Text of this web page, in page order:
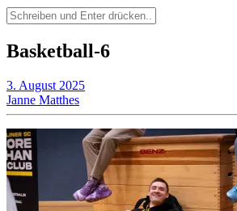
Suchen
nach:
Basketball-6
3. August 2025
Janne Matthes